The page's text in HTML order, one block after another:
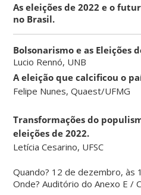
As eleições de 2022 e o
no Brasil.
Bolsonarismo e as Eleições
Lucio Rennó, UNB
A eleição que calcificou o
Felipe Nunes, Quaest/UFMG
Transformações do
eleições de 2022.
Letícia Cesarino, UFSC
Quando? 12 de dezembro, às
Onde? Auditório do Anexo E /